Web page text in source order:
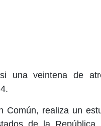
una veintena de
Común, realiza un
de la